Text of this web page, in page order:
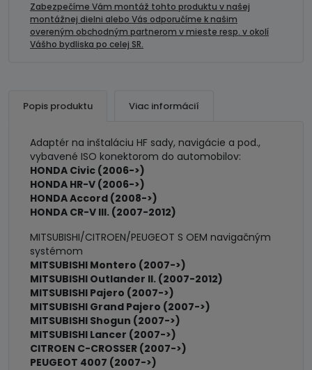
HONDA
MITSUBISHI
Zabezpečíme Vám montáž tohto produktu v našej
montážnej dielni alebo Vás odporučíme k našim
overeným obchodným partnerom v mieste resp. v okolí
Vášho bydliska po celej SR.
Popis produktu Viac informácií
Adaptér na inštaláciu HF sady, navigácie a pod.,
vybavené ISO konektorom do automobilov:
HONDA Civic (2006->)
HONDA HR-V (2006->)
HONDA Accord (2008->)
HONDA CR-V III. (2007-2012)
MITSUBISHI/CITROEN/PEUGEOT S OEM navigačným
systémom
MITSUBISHI Montero (2007->)
MITSUBISHI Outlander II. (2007-2012)
MITSUBISHI Pajero (2007->)
MITSUBISHI Grand Pajero (2007->)
MITSUBISHI Shogun (2007->)
MITSUBISHI Lancer (2007->)
CITROEN C-CROSSER (2007->)
PEUGEOT 4007 (2007->)